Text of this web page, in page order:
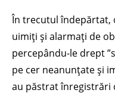
În trecutul îndepărtat,
uimiți și alarmați de
percepându-le drept
pe cer neanunțate și
au păstrat înregistrări